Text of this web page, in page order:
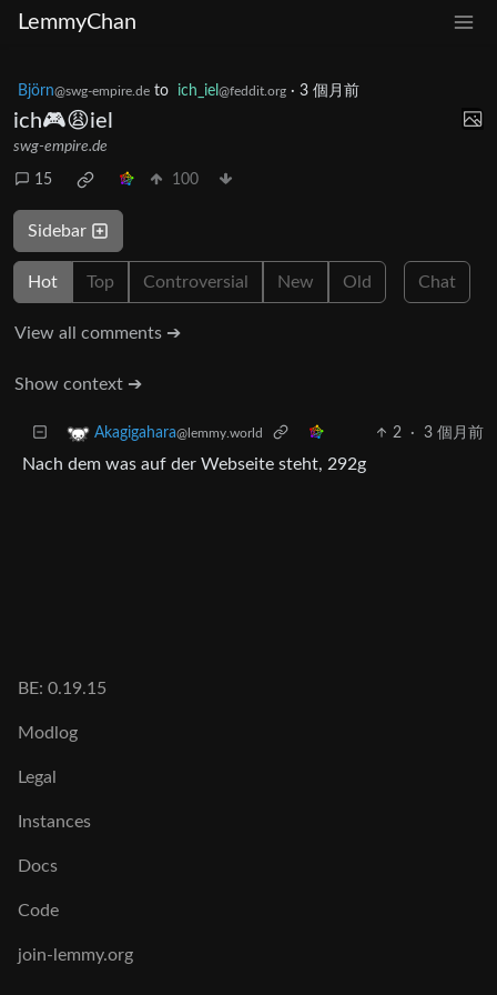
LemmyChan
Björn@swg-empire.de to ich_iel @feddit.org · 3 個月前
ich🎮😩iel
swg-empire.de
15 100
Sidebar
Hot Top Controversial New Old Chat
View all comments ➔
Show context ➔
Akagigahara@lemmy.world 2 · 3 個月前
Nach dem was auf der Webseite steht, 292g
BE: 0.19.15
Modlog
Legal
Instances
Docs
Code
join-lemmy.org